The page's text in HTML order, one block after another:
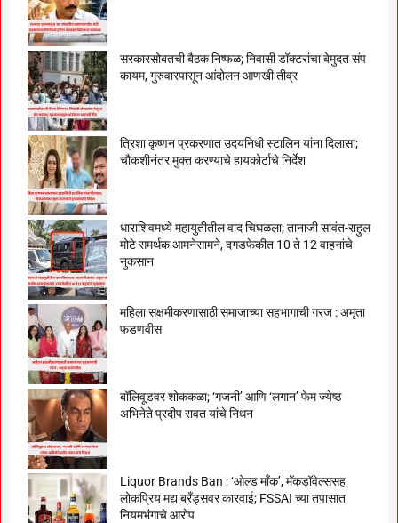
सरकारसोबतची बैठक निष्फळ; निवासी डॉक्टरांचा बेमुदत संप
कायम, गुरुवारपासून आंदोलन आणखी तीव्र
त्रिशा कृष्णन प्रकरणात उदयनिधी स्टालिन यांना दिलासा;
चौकशीनंतर मुक्त करण्याचे हायकोर्टाचे निर्देश
धाराशिवमध्ये महायुतीतील वाद चिघळला; तानाजी सावंत-राहुल
मोटे समर्थक आमनेसामने, दगडफेकीत 10 ते 12 वाहनांचे
नुकसान
महिला सक्षमीकरणासाठी समाजाच्या सहभागाची गरज : अमृता
फडणवीस
बॉलिवूडवर शोककळा; ‘गजनी’ आणि ‘लगान’ फेम ज्येष्ठ
अभिनेते प्रदीप रावत यांचे निधन
Liquor Brands Ban : ‘ओल्ड मॉंक’, मॅकडॉवेल्ससह
लोकप्रिय मद्य ब्रँड्सवर कारवाई; FSSAI च्या तपासात
नियमभंगाचे आरोप